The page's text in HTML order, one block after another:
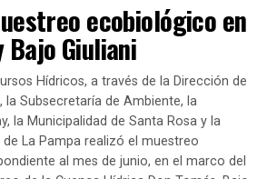
ecobiológico en
Bajo Giuliani
Hídricos, a través de la Dirección de
la Subsecretaría de Ambiente, la
la Municipalidad de Santa Rosa y la
La Pampa realizó el muestreo
al mes de junio, en el marco del